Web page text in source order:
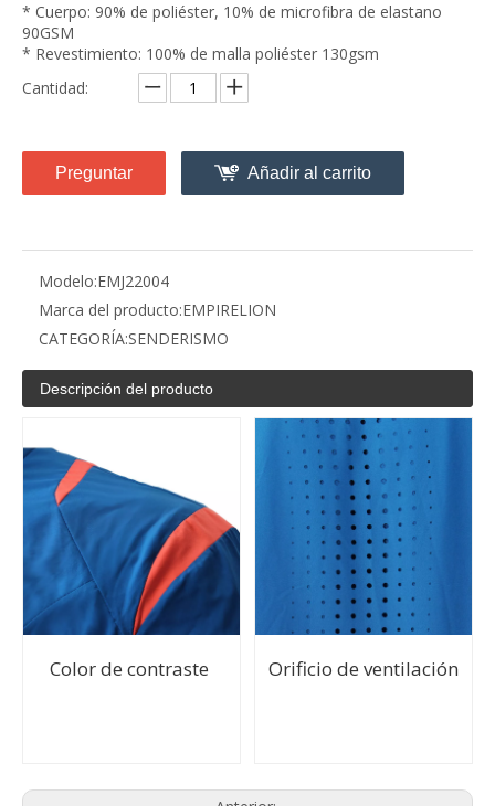
* Cuerpo: 90% de poliéster, 10% de microfibra de elastano
90GSM
* Revestimiento: 100% de malla poliéster 130gsm
Cantidad:
Preguntar Añadir al carrito
Modelo:EMJ22004
Marca del producto:EMPIRELION
CATEGORÍA:SENDERISMO
Descripción del producto
Color de contraste Orificio de ventilación